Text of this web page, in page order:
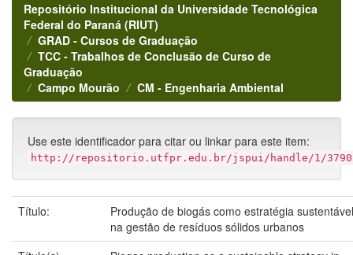
Repositório Institucional da Universidade Tecnológica
Federal do Paraná (RIUT)
GRAD - Cursos de Graduação
TCC - Trabalhos de Conclusão de Curso de
Graduação
Campo Mourão
CM - Engenharia Ambiental
Use este identificador para citar ou linkar para este item:
http://repositorio.utfpr.edu.br/jspui/handle/1/
Título:
Produção de biogás como estratégia sustentável
na gestão de resíduos sólidos urbanos